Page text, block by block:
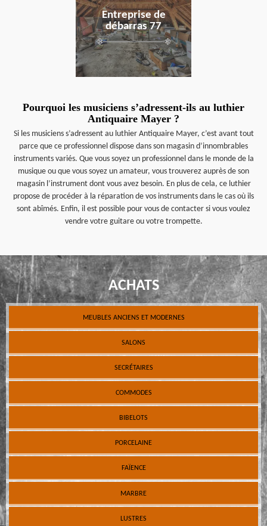
Entreprise de
débarras 77
Pourquoi les musiciens s’adressent-ils au luthier
Antiquaire Mayer ?
Si les musiciens s’adressent au luthier Antiquaire Mayer, c’est avant tout
parce que ce professionnel dispose dans son magasin d’innombrables
instruments variés. Que vous soyez un professionnel dans le monde de la
musique ou que vous soyez un amateur, vous trouverez auprès de son
magasin l’instrument dont vous avez besoin. En plus de cela, ce luthier
propose de procéder à la réparation de vos instruments dans le cas où ils
sont abîmés. Enfin, il est possible pour vous de contacter si vous voulez
vendre votre guitare ou votre trompette.
ACHATS
MEUBLES ANCIENS ET MODERNES
SALONS
SECRÉTAIRES
COMMODES
BIBELOTS
PORCELAINE
FAÏENCE
MARBRE
LUSTRES